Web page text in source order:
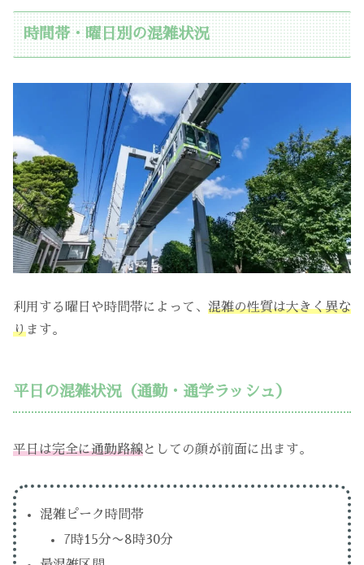
時間帯・曜日別の混雑状況
利用する曜日や時間帯によって、 混雑の性質は大きく異な
ります。
平日の混雑状況（通勤・通学ラッシュ）
平日は完全に通勤路線としての顔が前面に出ます。
混雑ピーク時間帯
7時15分〜8時30分